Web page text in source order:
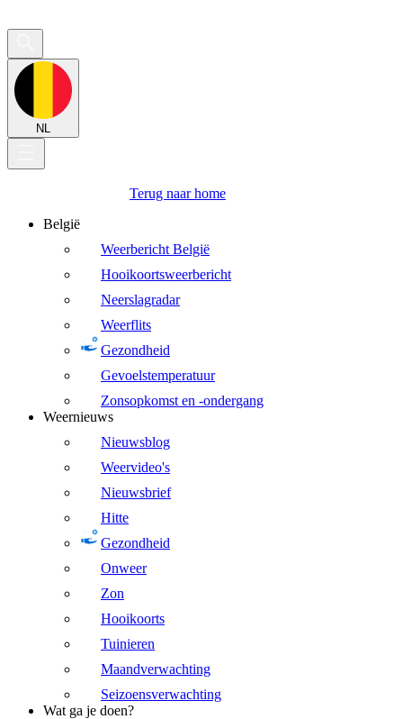
NL
Terug naar home
België
Weerbericht België
Hooikoortsweerbericht
Neerslagradar
Weerflits
Gezondheid
Gevoelstemperatuur
Zonsopkomst en -ondergang
Weernieuws
Nieuwsblog
Weervideo's
Nieuwsbrief
Hitte
Gezondheid
Onweer
Zon
Hooikoorts
Tuinieren
Maandverwachting
Seizoensverwachting
Wat ga je doen?